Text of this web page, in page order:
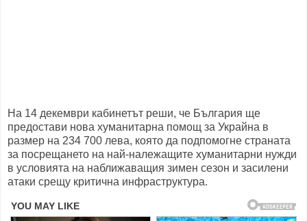
На 14 декември кабинетът реши, че България ще
предостави нова хуманитарна помощ за Украйна в
размер на 234 700 лева, която да подпомогне страната
за посрещането на най-належащите хуманитарни нужди
в условията на наближаващия зимен сезон и засилени
атаки срещу критична инфраструктура.